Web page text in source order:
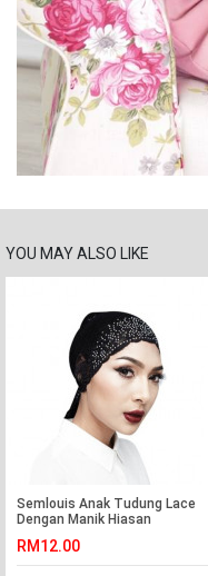
YOU MAY ALSO LIKE
Semlouis Anak Tudung Lace
Dengan Manik Hiasan
RM12.00